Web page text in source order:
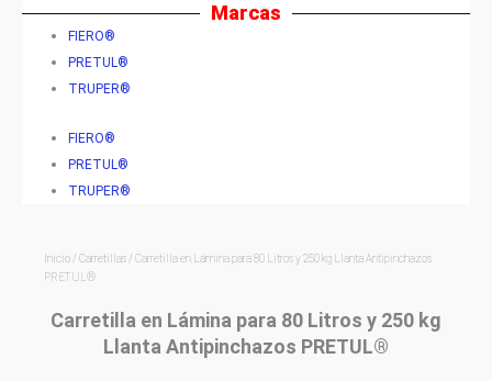
Marcas
FIERO®
PRETUL®
TRUPER®
FIERO®
PRETUL®
TRUPER®
Inicio /Carretillas / Carretilla en Lámina para 80 Litros y 250 kg Llanta Antipinchazos
PRETUL®
Carretilla en Lámina para 80 Litros y 250 kg
Llanta Antipinchazos PRETUL®